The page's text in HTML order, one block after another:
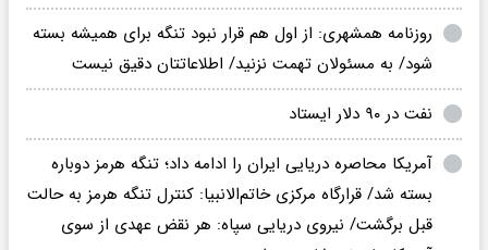
روزنامه همشهری: از اول هم قرار نبود تنگه برای همیشه بسته
شود/ به مسئولان تهمت نزنید/ اطلاعاتتان دقیق نیست
نفت در ۹۰ دلار ایستاد
آمریکا محاصره دریایی ایران را ادامه داد؛ تنگه هرمز دوباره
بسته شد/ قرارگاه مرکزی خاتم‌الانبیا: کنترل تنگه هرمز به حالت
قبل برگشت/ نیروی دریایی سپاه: هر نقض عهدی از سوی